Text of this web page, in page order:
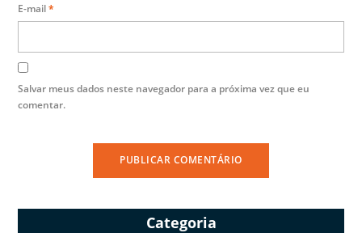
E-mail*
Salvar meus dados neste navegador para a próxima vez que eu
comentar.
Categoria